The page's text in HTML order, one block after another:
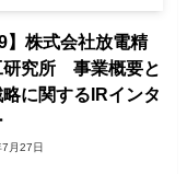
】株式会社放電精
研究所 事業概要と
に関するIRインタ
月27日